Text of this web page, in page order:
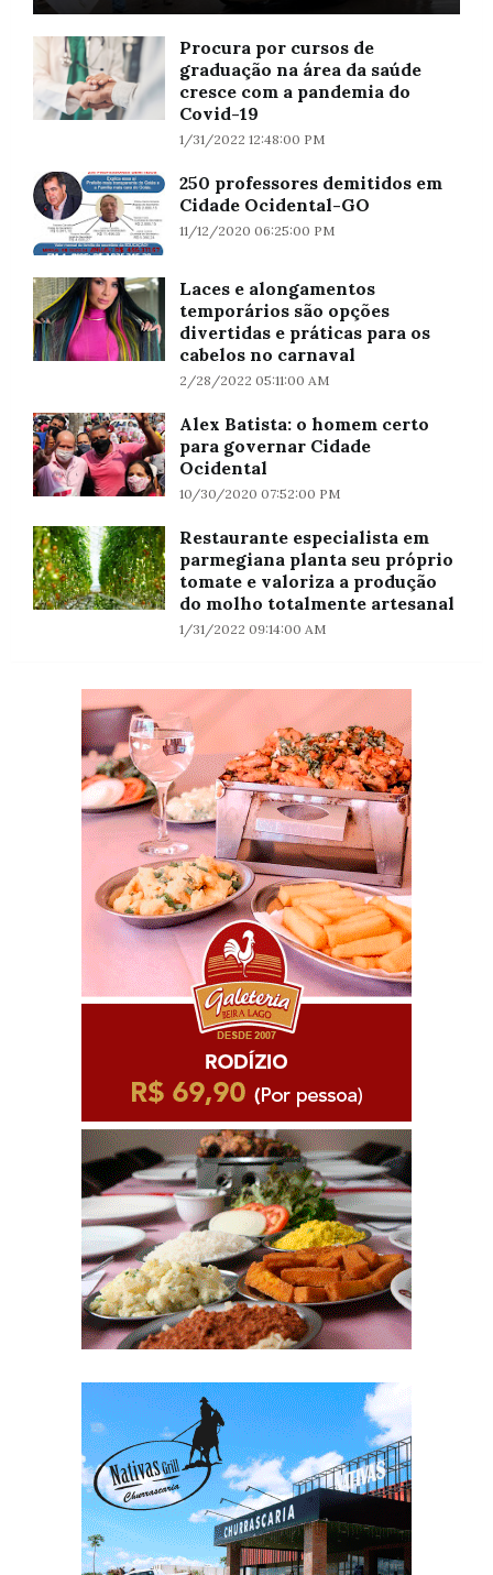
Procura por cursos de
graduação na área da saúde
cresce com a pandemia do
Covid-19
1/31/2022 12:48:00 PM
250 professores demitidos em
Cidade Ocidental-GO
11/12/2020 06:25:00 PM
Laces e alongamentos
temporários são opções
divertidas e práticas para os
cabelos no carnaval
2/28/2022 05:11:00 AM
Alex Batista: o homem certo
para governar Cidade
Ocidental
10/30/2020 07:52:00 PM
Restaurante especialista em
parmegiana planta seu próprio
tomate e valoriza a produção
do molho totalmente artesanal
1/31/2022 09:14:00 AM